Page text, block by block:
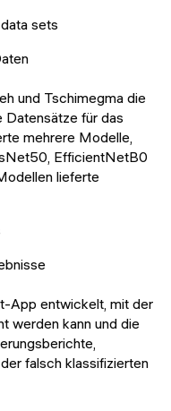
und Tschimegma die
Datensätze für das
mehrere Modelle,
EfficientNetB0
lieferte
App entwickelt, mit der
werden kann und die
falsch klassifizierten